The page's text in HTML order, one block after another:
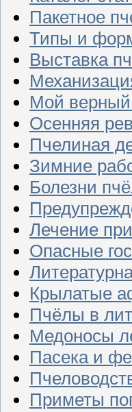
Пакетное
Типы и
Выставка
Мой
Осенняя
Пчелиная
Зимние
Болезни
Лечение
Опасные
Крылатые
Пчёлы в
Медоносы
Пасека и
Приметы